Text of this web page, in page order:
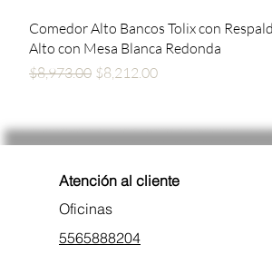
Vista rápida
Comedor Alto Bancos Tolix con
Alto con Mesa Blanca Redonda
Precio
$8,973.00 Precio de oferta
$8,212.00
Atención al cliente
Oficinas
5565888204